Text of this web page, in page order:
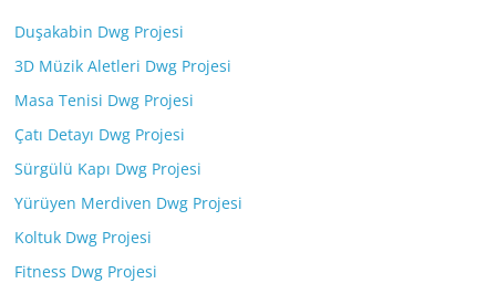
Duşakabin Dwg Projesi
3D Müzik Aletleri Dwg Projesi
Masa Tenisi Dwg Projesi
Çatı Detayı Dwg Projesi
Sürgülü Kapı Dwg Projesi
Yürüyen Merdiven Dwg Projesi
Koltuk Dwg Projesi
Fitness Dwg Projesi